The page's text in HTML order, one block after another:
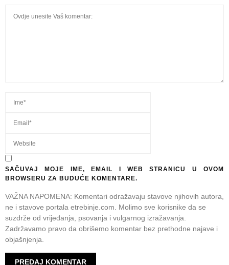
SAČUVAJ MOJE IME, EMAIL I WEB STRANICU U OVOM
BROWSERU ZA BUDUĆE KOMENTARE.
VAŽNA NAPOMENA: Komentari odražavaju stavove njihovih autora,
ne i stavove portala etrebinje.com. Molimo sve korisnike da se
suzdrže od vrijeđanja, psovanja i vulgarnog izražavanja.
Zadržavamo pravo da obrišemo komentar bez prethodne najave i
objašnjenja.